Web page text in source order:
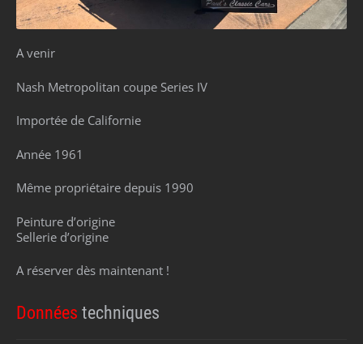
A venir
Nash Metropolitan coupe Series IV
Importée de Californie
Année 1961
Même propriétaire depuis 1990
Peinture d’origine
Sellerie d’origine
A réserver dès maintenant !
Données techniques